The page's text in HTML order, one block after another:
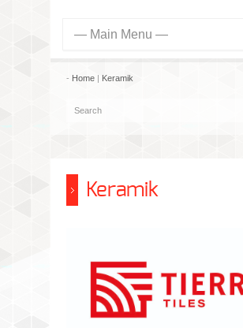
- Home | Keramik
Keramik